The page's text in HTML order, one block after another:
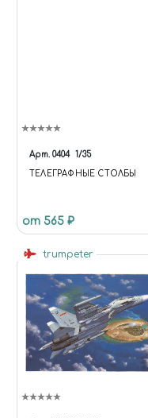
Арт. 0404 1/35
ТЕЛЕГРАФНЫЕ СТОЛБЫ
от 565 ₽
trumpeter